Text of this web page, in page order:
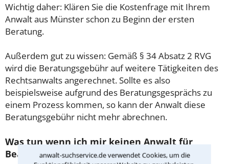
anwalt-suchservice.de verwendet Cookies, um die
Wichtig daher: Klären Sie die Kostenfrage mit Ihrem
Anwalt aus Münster schon zu Beginn der ersten
Beratung.
Außerdem gut zu wissen: Gemäß § 34 Absatz 2 RVG
wird die Beratungsgebühr auf weitere Tätigkeiten des
Rechtsanwalts angerechnet. Sollte es also
beispielsweise aufgrund des Beratungsgesprächs zu
einem Prozess kommen, so kann der Anwalt diese
Beratungsgebühr nicht mehr abrechnen.
Was tun wenn ich mir keinen Anwalt für
Beamtenrecht leisten kann?